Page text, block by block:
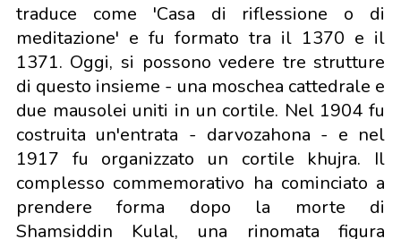
traduce come 'Casa di riflessione o di
meditazione' e fu formato tra il 1370 e il
1371. Oggi, si possono vedere tre strutture
di questo insieme - una moschea cattedrale e
due mausolei uniti in un cortile. Nel 1904 fu
costruita un'entrata - darvozahona - e nel
1917 fu organizzato un cortile khujra. Il
complesso commemorativo ha cominciato a
prendere forma dopo la morte di
Shamsiddin Kulal, una rinomata figura